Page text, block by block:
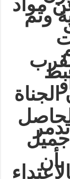
مواد
وتم